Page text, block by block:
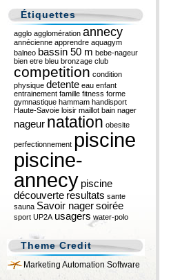
Étiquettes
agglo agglomération annecy
annécienne apprendre aquagym
balneo bassin 50 m bebe-nageur
bien etre bleu bronzage club
competition condition
physique detente eau enfant
entrainement famille fitness forme
gymnastique hammam handisport
Haute-Savoie loisir maillot bain nager
nageur natation obesite
perfectionnement piscine
piscine-
annecy piscine
découverte resultats sante
sauna Savoir nagersoirée
sport UP2A usagers water-polo
Theme Credit
Marketing Automation Software